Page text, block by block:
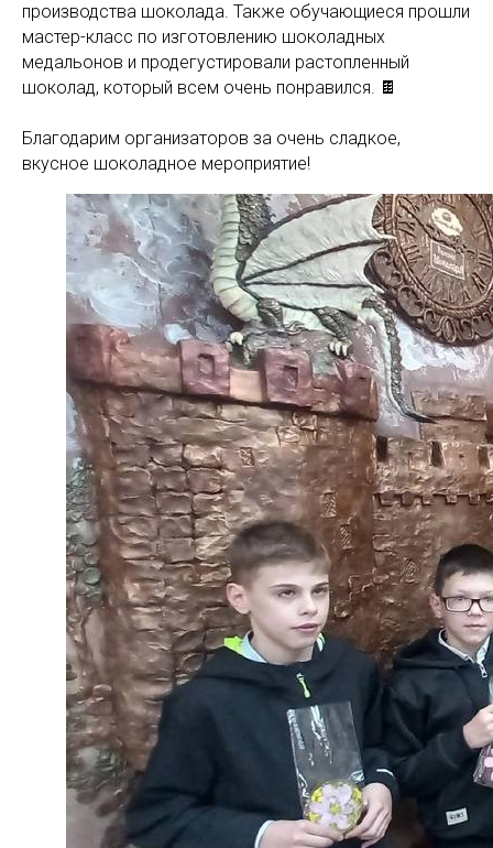
производства шоколада. Также обучающиеся прошли
мастер-класс по изготовлению шоколадных
медальонов и продегустировали растопленный
шоколад, который всем очень понравился. 🍫
Благодарим организаторов за очень сладкое,
вкусное шоколадное мероприятие!